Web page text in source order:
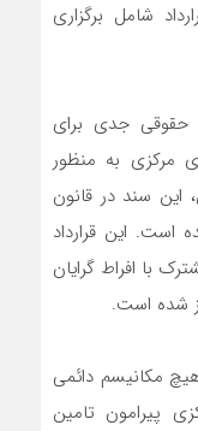
شامل برگزاری
حقوقی جدی برای
مرکزی به منظور
این سند در قانون
این قرارداد
با افراط گرایان
شده است.
هیچ مکانیسم دائمی
پیرامون تامین